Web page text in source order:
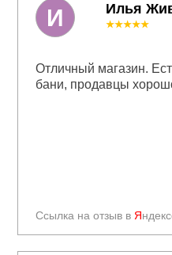
Илья
Ссылка на отзыв в Я
★★★★★
Отличный магазин.
бани, продавцы
И